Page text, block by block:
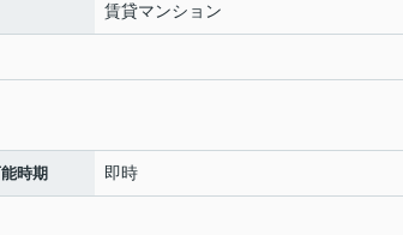
賃貸マンション
時期 即時